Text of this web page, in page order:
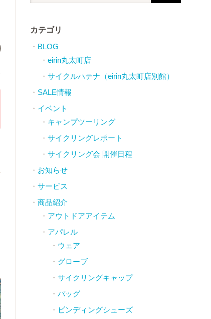
カテゴリ
BLOG
eirin丸太町店
サイクルハテナ（eirin丸太町店別館）
SALE情報
イベント
キャンプツーリング
サイクリングレポート
サイクリング会 開催日程
お知らせ
サービス
商品紹介
アウトドアアイテム
アパレル
ウェア
グローブ
サイクリングキャップ
バッグ
ビンディングシューズ